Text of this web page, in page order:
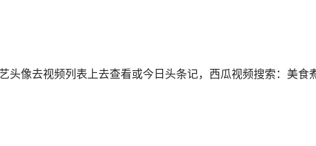
头像去视频列表上去查看或今日头条记，西瓜视频搜索：美食